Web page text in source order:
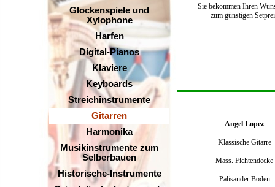
Glockenspiele und
Xylophone
Harfen
Digital-Pianos
Klaviere
Keyboards
Streichinstrumente
Gitarren
Harmonika
Musikinstrumente zum
Selberbauen
Historische-Instrumente
Sie bekommen Ihren
zum günstigen
Angel Lopez
Klassische Gitarre
Mass. Fichtendecke
Palisander Boden